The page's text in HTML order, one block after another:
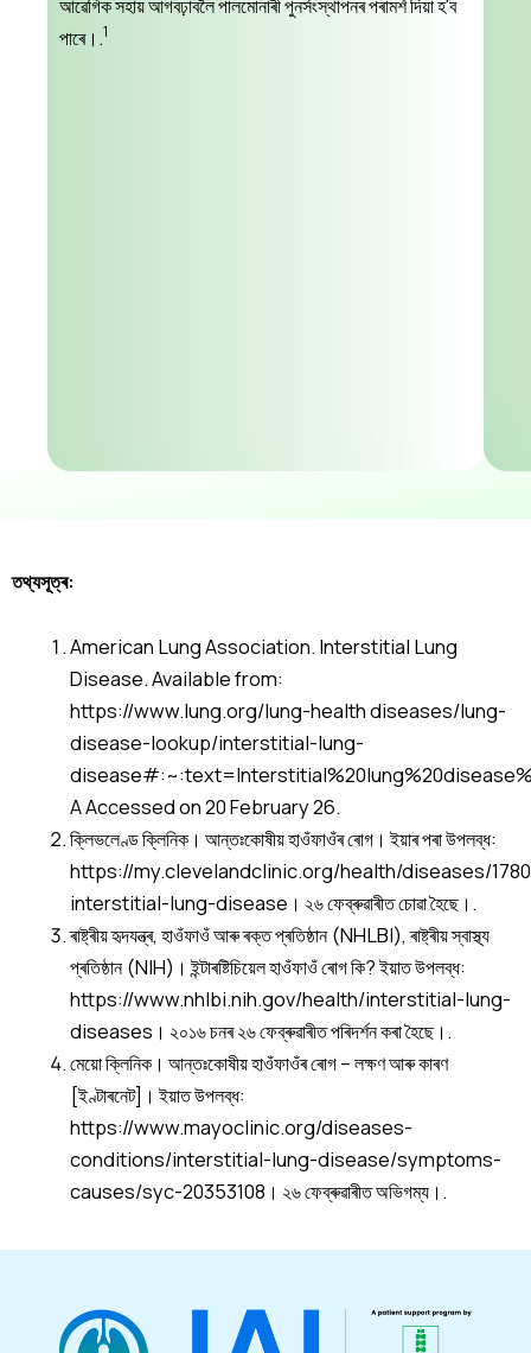
আৱেগিক সহায় আগবঢ়াবলৈ পালমোনাৰী পুনৰ্সংস্থাপনৰ পৰামৰ্শ দিয়া হ'ব
পাৰে।.1
তথ্যসূত্ৰ:
American Lung Association. Interstitial Lung
Disease. Available from:
https://www.lung.org/lung-health diseases/lung-
disease-lookup/interstitial-lung-
A Accessed on 20 February 26.
ক্লিভলেণ্ড ক্লিনিক। আন্তঃকোষীয় হাওঁফাওঁৰ ৰোগ। ইয়াৰ পৰা উপলব্ধ:
https://my.clevelandclinic.org/health/diseases/
interstitial-lung-disease। ২৬ ফেব্ৰুৱাৰীত চোৱা হৈছে।.
ৰাষ্ট্ৰীয় হৃদযন্ত্ৰ, হাওঁফাওঁ আৰু ৰক্ত প্ৰতিষ্ঠান (NHLBI), ৰাষ্ট্ৰীয় স্বাস্থ্য
প্ৰতিষ্ঠান (NIH)। ইন্টাৰষ্টিচিয়েল হাওঁফাওঁ ৰোগ কি? ইয়াত উপলব্ধ:
https://www.nhlbi.nih.gov/health/interstitial-lung-
diseases। ২০১৬ চনৰ ২৬ ফেব্ৰুৱাৰীত পৰিদৰ্শন কৰা হৈছে।.
মেয়ো ক্লিনিক। আন্তঃকোষীয় হাওঁফাওঁৰ ৰোগ – লক্ষণ আৰু কাৰণ
[ইণ্টাৰনেট]। ইয়াত উপলব্ধ:
https://www.mayoclinic.org/diseases-
conditions/interstitial-lung-disease/symptoms-
causes/syc-20353108। ২৬ ফেব্ৰুৱাৰীত অভিগম্য।.